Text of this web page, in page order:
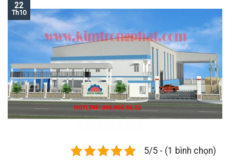
22
Th10
5/5 - (1 bình chọn)